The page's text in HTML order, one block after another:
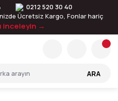
0212 520 30 40
Ücretsiz Kargo, Fonlar hariç
inceleyin →
ARA